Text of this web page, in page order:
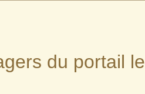
du portail